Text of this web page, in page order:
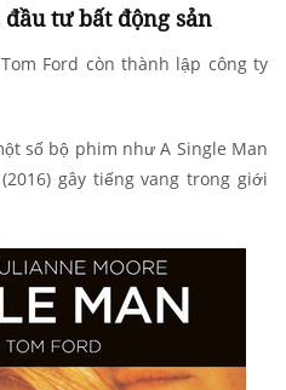
tư bất động sản
Ford còn thành lập công ty
số bộ phim như A Single Man
gây tiếng vang trong giới